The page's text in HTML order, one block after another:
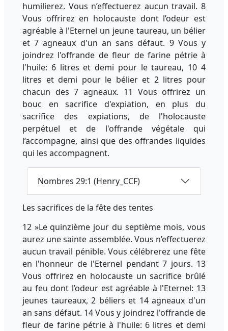
humilierez. Vous n’effectuerez aucun travail. 8
Vous offrirez en holocauste dont l’odeur est
agréable à l'Eternel un jeune taureau, un bélier
et 7 agneaux d'un an sans défaut. 9 Vous y
joindrez l'offrande de fleur de farine pétrie à
l'huile: 6 litres et demi pour le taureau, 10 4
litres et demi pour le bélier et 2 litres pour
chacun des 7 agneaux. 11 Vous offrirez un
bouc en sacrifice d'expiation, en plus du
sacrifice des expiations, de l'holocauste
perpétuel et de l'offrande végétale qui
l’accompagne, ainsi que des offrandes liquides
qui les accompagnent.
Nombres 29:1 (Henry_CCF)
Les sacrifices de la fête des tentes
12 »Le quinzième jour du septième mois, vous
aurez une sainte assemblée. Vous n’effectuerez
aucun travail pénible. Vous célébrerez une fête
en l'honneur de l'Eternel pendant 7 jours. 13
Vous offrirez en holocauste un sacrifice brûlé
au feu dont l’odeur est agréable à l'Eternel: 13
jeunes taureaux, 2 béliers et 14 agneaux d'un
an sans défaut. 14 Vous y joindrez l'offrande de
fleur de farine pétrie à l'huile: 6 litres et demi